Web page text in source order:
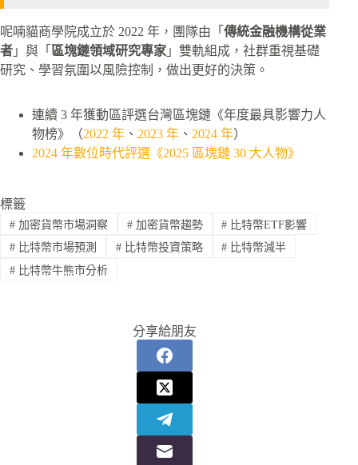
呢喃貓商學院成立於 2022 年，團隊由「 傳統金融機構從業
者 」與「 區塊鏈領域研究專家 」雙軌組成，社群重視基礎
研究、學習氛圍以風險控制，做出更好的決策。
連續 3 年獲動區評選台灣區塊鏈《年度最具影響力人
物榜》（2022 年 、 2023 年 、 2024 年）
2024 年數位時代評選《2025 區塊鏈 30 大人物》
標籤
#加密貨幣市場洞察 #加密貨幣趨勢 # 比特幣ETF影響
#比特幣市場預測 #比特幣投資策略 # 比特幣減半
#比特幣牛熊市分析
分享給朋友